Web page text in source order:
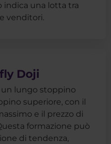
indica una lotta tra
venditori.
Doji
un lungo stoppino
superiore, con il
e il prezzo di
formazione può
di tendenza,